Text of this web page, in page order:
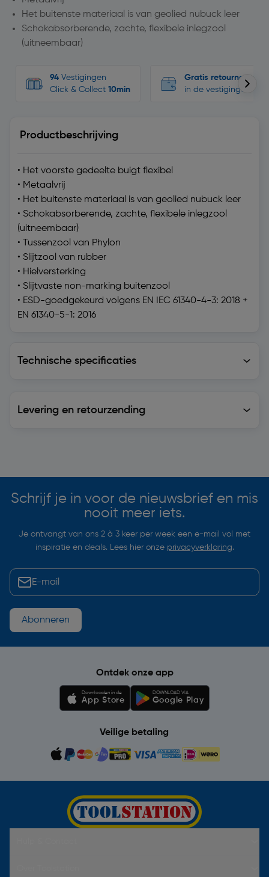
Het buitenste materiaal is van geolied nubuck leer
Schokabsorberende, zachte, flexibele inlegzool
(uitneembaar)
94 Vestigingen
Click & Collect 10min
Gratis retourneren
in de vestigingen
Productbeschrijving
• Het voorste gedeelte buigt flexibel
• Metaalvrij
• Het buitenste materiaal is van geolied nubuck leer
• Schokabsorberende, zachte, flexibele inlegzool
(uitneembaar)
• Tussenzool van Phylon
• Slijtzool van rubber
• Hielversterking
• Slijtvaste non-marking buitenzool
• ESD-goedgekeurd volgens EN IEC 61340-4-3: 2018 +
EN 61340-5-1: 2016
Technische specificaties
Levering en retourzending
Schrijf je in voor de nieuwsbrief en mis
nooit meer iets.
Je ontvangt van ons 2 à 3 keer per week een e-mail vol met
inspiratie en deals. Lees hier onze privacyverklaring.
Abonneren
Ontdek onze app
Downloaden in de
App Store
DOWNLOAD VIA
Google Play
Veilige betaling